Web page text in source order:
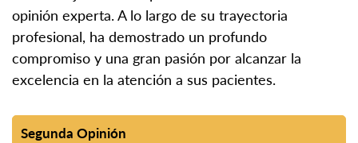
opinión experta. A lo largo de su trayectoria
profesional, ha demostrado un profundo
compromiso y una gran pasión por alcanzar la
excelencia en la atención a sus pacientes.
Segunda Opinión